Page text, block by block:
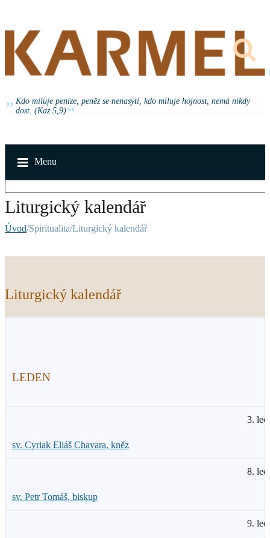
Kdo miluje peníze, peněz se nenasytí, kdo miluje hojnost, nemá nikdy
dost. (Kaz 5,9)
Menu
Liturgický kalendář
Úvod/Spiritualita/Liturgický kalendář
Liturgický kalendář
LEDEN
3.
sv. Cyriak Eliáš Chavara, kněz
8.
sv. Petr Tomáš, biskup
9.